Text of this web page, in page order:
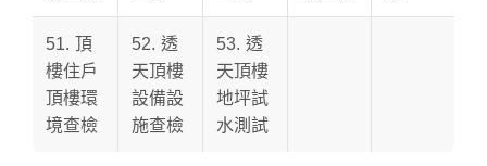
51. 頂
樓住戶
頂樓環
境查檢
52. 透
天頂樓
設備設
施查檢
53. 透
天頂樓
地坪試
水測試